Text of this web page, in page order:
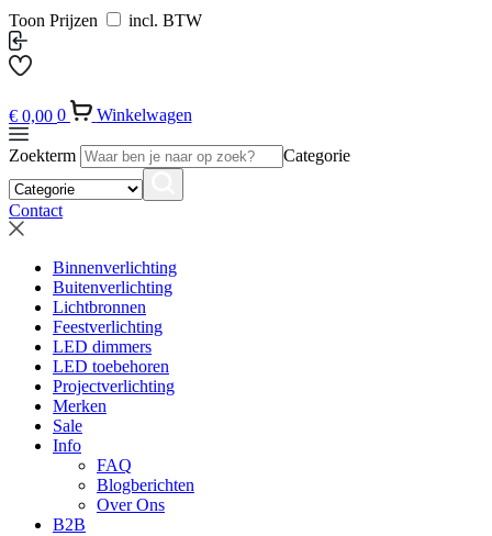
Toon Prijzen incl. BTW
€ 0,00 0 Winkelwagen
Zoekterm Categorie
Contact
Binnenverlichting
Buitenverlichting
Lichtbronnen
Feestverlichting
LED dimmers
LED toebehoren
Projectverlichting
Merken
Sale
Info
FAQ
Blogberichten
Over Ons
B2B